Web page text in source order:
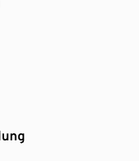
und ein Popkonzert
– 07:16
immer so schön ist –